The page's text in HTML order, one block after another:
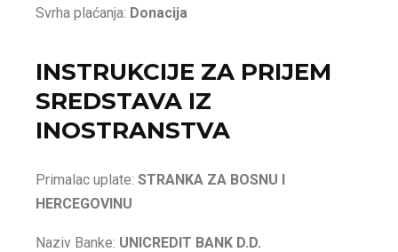
Svrha plaćanja: Donacija
INSTRUKCIJE ZA PRIJEM
SREDSTAVA IZ
INOSTRANSTVA
Primalac uplate: STRANKA ZA BOSNU I
HERCEGOVINU
Naziv Banke: UNICREDIT BANK D.D.